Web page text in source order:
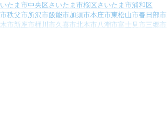
たま市中央区さいたま市桜区さいたま市浦和区
秩父市所沢市飯能市加須市本庄市東松山市春日部市
市新座市桶川市久喜市北本市 八潮市富士見市三郷市
町